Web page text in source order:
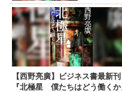
【西野亮廣】ビジネス書最新刊
『北極星 僕たちはどう働くか